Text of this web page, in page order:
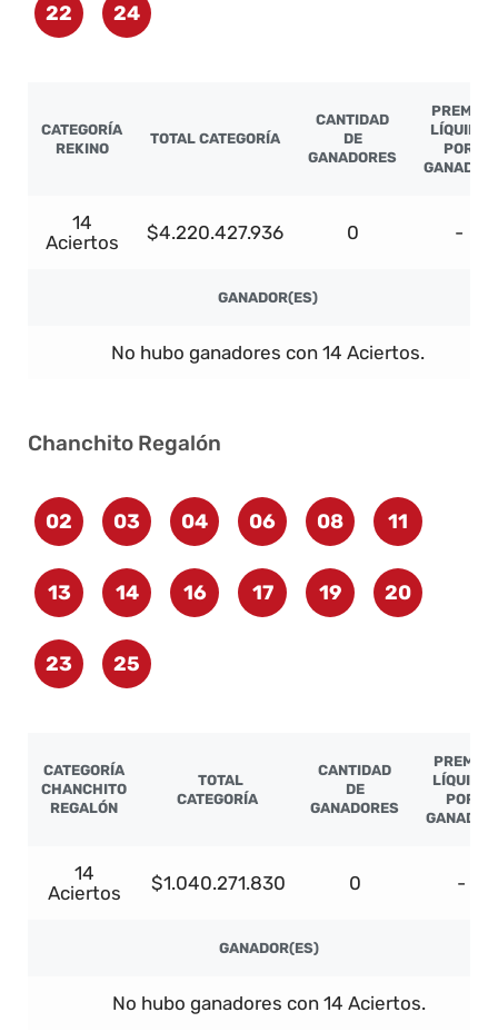
22 24
CATEGORÍA
REKINO
TOTAL CATEGORÍA
CANTIDAD
DE
GANADORES
PREMIO
LÍQUIDO
POR
GANADOR
14
Aciertos
$4.220.427.936 0 -
GANADOR(ES)
No hubo ganadores con 14 Aciertos.
Chanchito Regalón
02 03 04 06 08 11
13 14 16 17 19 20
23 25
CATEGORÍA
CHANCHITO
REGALÓN
TOTAL
CATEGORÍA
CANTIDAD
DE
GANADORES
PREMIO
LÍQUIDO
POR
GANADOR
14
Aciertos
$1.040.271.830 0 -
GANADOR(ES)
No hubo ganadores con 14 Aciertos.